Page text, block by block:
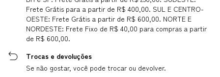
Frete Grátis para a partir de R$ 400,00. SUL E CENTRO-
OESTE: Frete Grátis a partir de R$ 600,00. NORTE E
NORDESTE: Frete Fixo de R$ 40,00 para compras a partir
de R$ 600,00.
Trocas e devoluções
Se não gostar, você pode trocar ou devolver.